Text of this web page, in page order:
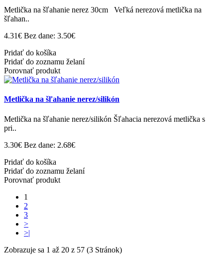
Metlička na šľahanie nerez 30cm Veľká nerezová metlička na
šľahan..
4.31€ Bez dane: 3.50€
Pridať do košíka
Pridať do zoznamu želaní
Porovnať produkt
Metlička na šľahanie nerez/silikón
Metlička na šľahanie nerez/silikón Šľahacia nerezová metlička s
pri..
3.30€ Bez dane: 2.68€
Pridať do košíka
Pridať do zoznamu želaní
Porovnať produkt
1
2
3
>
>|
Zobrazuje sa 1 až 20 z 57 (3 Stránok)